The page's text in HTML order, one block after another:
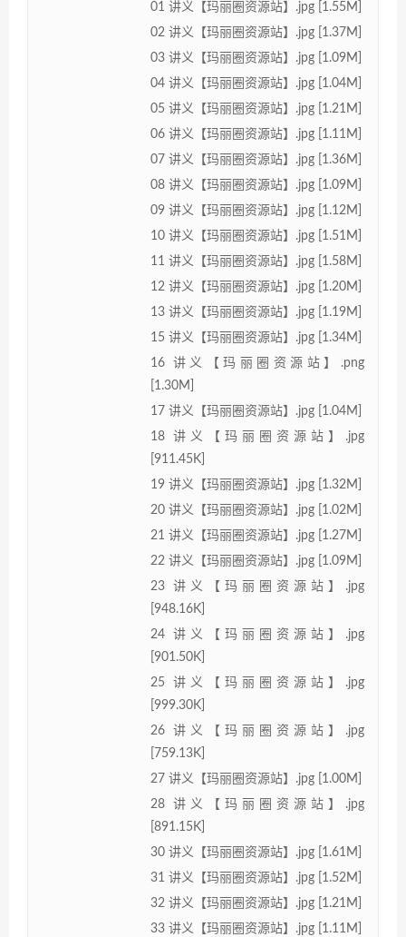
01 讲义【玛丽圈资源站】.jpg [1.55M]
02 讲义【玛丽圈资源站】.jpg [1.37M]
03 讲义【玛丽圈资源站】.jpg [1.09M]
04 讲义【玛丽圈资源站】.jpg [1.04M]
05 讲义【玛丽圈资源站】.jpg [1.21M]
06 讲义【玛丽圈资源站】.jpg [1.11M]
07 讲义【玛丽圈资源站】.jpg [1.36M]
08 讲义【玛丽圈资源站】.jpg [1.09M]
09 讲义【玛丽圈资源站】.jpg [1.12M]
10 讲义【玛丽圈资源站】.jpg [1.51M]
11 讲义【玛丽圈资源站】.jpg [1.58M]
12 讲义【玛丽圈资源站】.jpg [1.20M]
13 讲义【玛丽圈资源站】.jpg [1.19M]
15 讲义【玛丽圈资源站】.jpg [1.34M]
16 讲义【玛丽圈资源站】.png
[1.30M]
17 讲义【玛丽圈资源站】.jpg [1.04M]
18 讲义【玛丽圈资源站】.jpg
[911.45K]
19 讲义【玛丽圈资源站】.jpg [1.32M]
20 讲义【玛丽圈资源站】.jpg [1.02M]
21 讲义【玛丽圈资源站】.jpg [1.27M]
22 讲义【玛丽圈资源站】.jpg [1.09M]
23 讲义【玛丽圈资源站】.jpg
[948.16K]
24 讲义【玛丽圈资源站】.jpg
[901.50K]
25 讲义【玛丽圈资源站】.jpg
[999.30K]
26 讲义【玛丽圈资源站】.jpg
[759.13K]
27 讲义【玛丽圈资源站】.jpg [1.00M]
28 讲义【玛丽圈资源站】.jpg
[891.15K]
30 讲义【玛丽圈资源站】.jpg [1.61M]
31 讲义【玛丽圈资源站】.jpg [1.52M]
32 讲义【玛丽圈资源站】.jpg [1.21M]
33 讲义【玛丽圈资源站】.jpg [1.11M]